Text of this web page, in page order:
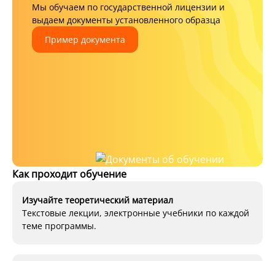
Мы обучаем по государственной лицензии и
выдаем документы установленного образца
Пример документа
Как проходит обучение
Изучайте теоретический материал
Текстовые лекции, электронные учебники по каждой
теме программы.